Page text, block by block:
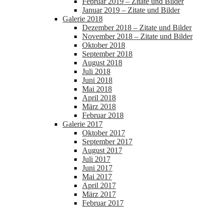
Januar 2019 – Zitate und Bilder
Galerie 2018
Dezember 2018 – Zitate und Bilder
November 2018 – Zitate und Bilder
Oktober 2018
September 2018
August 2018
Juli 2018
Juni 2018
Mai 2018
April 2018
März 2018
Februar 2018
Galerie 2017
Oktober 2017
September 2017
August 2017
Juli 2017
Juni 2017
Mai 2017
April 2017
März 2017
Februar 2017